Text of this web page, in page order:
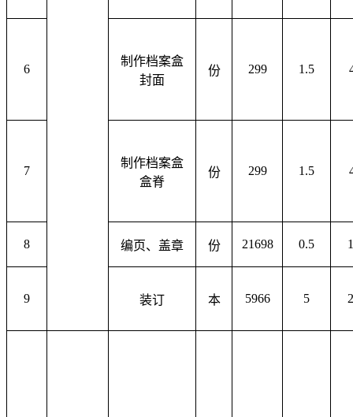
6
制作档案盒
封面
份 299 1.5
7
制作档案盒
盒脊
份 299 1.5
8 编页、盖章 份 21698 0.5
9 装订 本 5966 5